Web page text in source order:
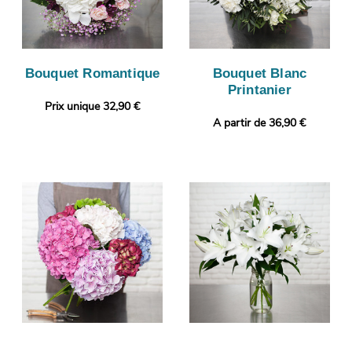
Bouquet Romantique
Prix unique 32,90 €
Bouquet Blanc
Printanier
A partir de 36,90 €